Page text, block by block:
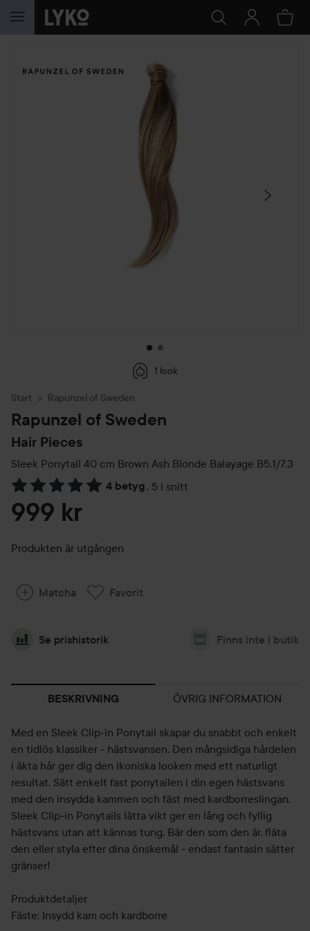
HOPPA TILL INNEHÅLLET
HOPPA ÖVER SEKTIONEN
1 look
Start Rapunzel of Sweden
Rapunzel of Sweden
Hair Pieces
Sleek Ponytail 40 cm Brown Ash Blonde Balayage B5.1/7.3
4 betyg , 5 i snitt
Hoppa till Betyg & kommentarer
999 kr
Produkten är utgången
Matcha Favorit
Se prishistorik Finns inte i butik
BESKRIVNING ÖVRIG INFORMATION
Med en Sleek Clip-in Ponytail skapar du snabbt och enkelt
en tidlös klassiker - hästsvansen. Den mångsidiga hårdelen
i äkta hår ger dig den ikoniska looken med ett naturligt
resultat. Sätt enkelt fast ponytailen i din egen hästsvans
med den insydda kammen och fäst med kardborreslingan.
Sleek Clip-in Ponytails lätta vikt ger en lång och fyllig
hästsvans utan att kännas tung. Bär den som den är, fläta
den eller styla efter dina önskemål - endast fantasin sätter
gränser!
Produktdetaljer
Fäste: Insydd kam och kardborre